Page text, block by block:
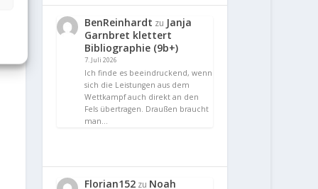
BenReinhardt zu Janja
Garnbret klettert
Bibliographie (9b+)
7. Juli 2026
Ich finde es beeindruckend, wenn
sich die Leistungen aus dem
Wettkampf auch direkt an den
Fels übertragen. Draußen braucht
man…
Florian152 zu Noah